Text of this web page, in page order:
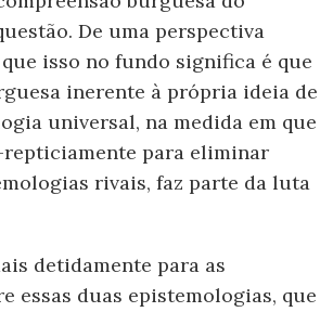
De uma perspectiva
isso no fundo significa é que
inerente à própria ideia de
universal, na medida em que
repticiamente para eliminar
rivais, faz parte da luta
detidamente para as
essas duas epistemologias, que